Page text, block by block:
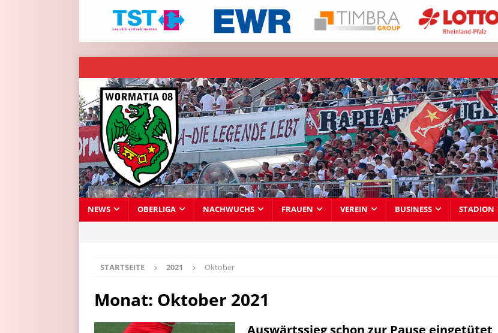
NEWS OBERLIGA NACHWUCHS FRAUEN VEREIN BUSINESS STADION
STARTSEITE 2021 Oktober
Monat: Oktober 2021
Auswärtssieg schon zur Pause eingetütet